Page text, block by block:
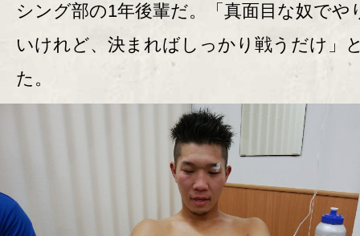
シング部の1年後輩だ。「真面目な奴でや
いけれど、決まればしっかり戦うだけ」
た。